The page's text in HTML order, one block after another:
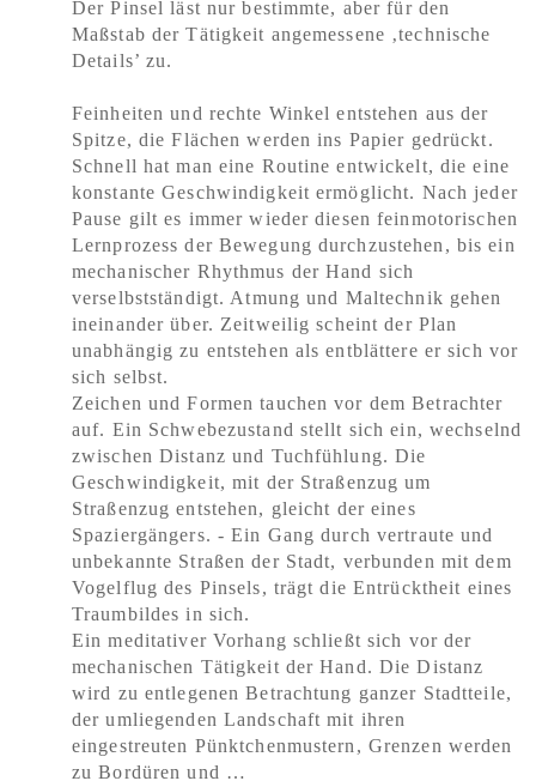
Der Pinsel läst nur bestimmte, aber für den
Maßstab der Tätigkeit angemessene ‚technische
Details’ zu.
Feinheiten und rechte Winkel entstehen aus der
Spitze, die Flächen werden ins Papier gedrückt.
Schnell hat man eine Routine entwickelt, die eine
konstante Geschwindigkeit ermöglicht. Nach jeder
Pause gilt es immer wieder diesen feinmotorischen
Lernprozess der Bewegung durchzustehen, bis ein
mechanischer Rhythmus der Hand sich
verselbstständigt. Atmung und Maltechnik gehen
ineinander über. Zeitweilig scheint der Plan
unabhängig zu entstehen als entblättere er sich vor
sich selbst.
Zeichen und Formen tauchen vor dem Betrachter
auf. Ein Schwebezustand stellt sich ein, wechselnd
zwischen Distanz und Tuchfühlung. Die
Geschwindigkeit, mit der Straßenzug um
Straßenzug entstehen, gleicht der eines
Spaziergängers. - Ein Gang durch vertraute und
unbekannte Straßen der Stadt, verbunden mit dem
Vogelflug des Pinsels, trägt die Entrücktheit eines
Traumbildes in sich.
Ein meditativer Vorhang schließt sich vor der
mechanischen Tätigkeit der Hand. Die Distanz
wird zu entlegenen Betrachtung ganzer Stadtteile,
der umliegenden Landschaft mit ihren
eingestreuten Pünktchenmustern, Grenzen werden
zu Bordüren und …